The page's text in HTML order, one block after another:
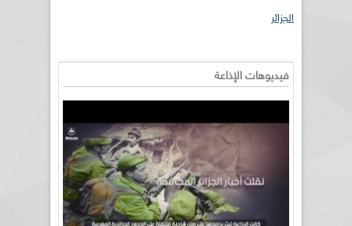
الجزائر
فيديوهات الإذاعة